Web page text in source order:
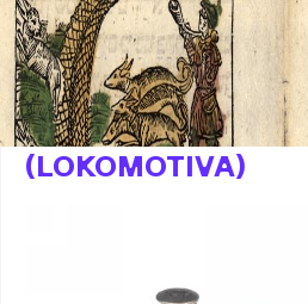
RITUÁLNÍ KOŘENKA
(LOKOMOTIVA)